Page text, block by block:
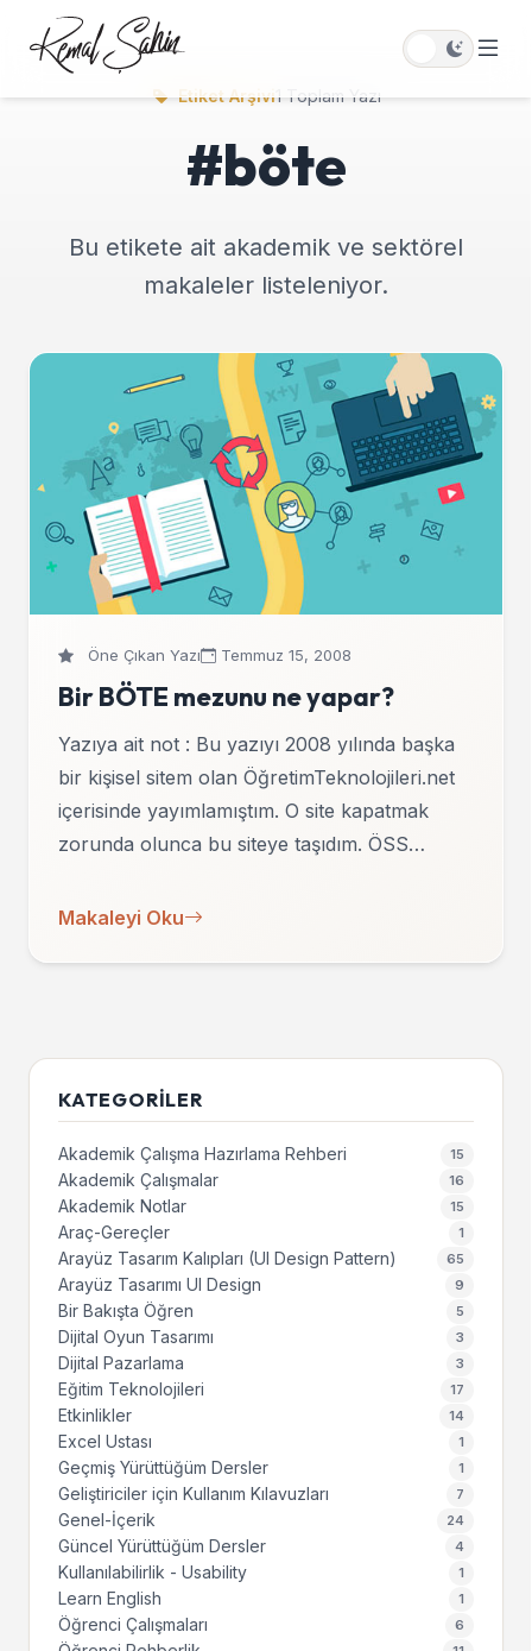
Etiket Arşivi1 Toplam Yazı
#böte
Bu etikete ait akademik ve sektörel
makaleler listeleniyor.
Öne Çıkan Yazı Temmuz 15, 2008
Bir BÖTE mezunu ne yapar?
Yazıya ait not : Bu yazıyı 2008 yılında başka
bir kişisel sitem olan ÖğretimTeknolojileri.net
içerisinde yayımlamıştım. O site kapatmak
zorunda olunca bu siteye taşıdım. ÖSS…
Makaleyi Oku
KATEGORILER
Akademik Çalışma Hazırlama Rehberi 15
Akademik Çalışmalar 16
Akademik Notlar 15
Araç-Gereçler 1
Arayüz Tasarım Kalıpları (UI Design Pattern) 65
Arayüz Tasarımı UI Design 9
Bir Bakışta Öğren 5
Dijital Oyun Tasarımı 3
Dijital Pazarlama 3
Eğitim Teknolojileri 17
Etkinlikler 14
Excel Ustası 1
Geçmiş Yürüttüğüm Dersler 1
Geliştiriciler için Kullanım Kılavuzları 7
Genel-İçerik 24
Güncel Yürüttüğüm Dersler 4
Kullanılabilirlik - Usability 1
Learn English 1
Öğrenci Çalışmaları 6